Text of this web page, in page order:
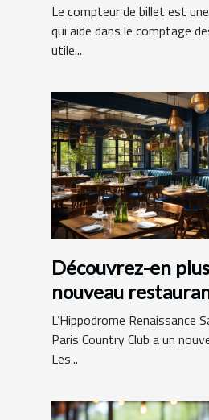
Le compteur de billet est
qui aide dans le comptage
utile...
Découvrez-en
nouveau
Hamptons Grill
L’Hippodrome Renaissance
Paris Country Club a un
Les...